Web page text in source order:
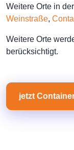
Weitere Orte in
Weinstraße,
Weitere Orte
berücksichtigt.
jetzt